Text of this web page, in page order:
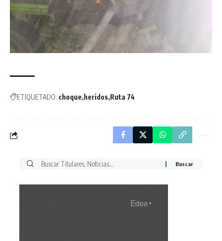
ETIQUETADO: choque heridos Ruta 74
Buscar